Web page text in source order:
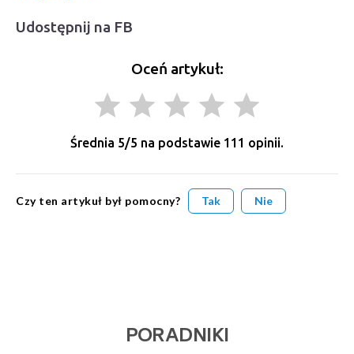
Udostępnij na FB
Oceń artykuł:
grade grade grade grade grade
Średnia 5/5 na podstawie 111 opinii.
Czy ten artykuł był pomocny? Tak Nie
PORADNIKI